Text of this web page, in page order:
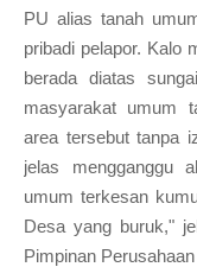
PU alias tanah
pribadi pelapor. Kalo
berada diatas
masyarakat umum
area tersebut tanpa
jelas mengganggu
umum terkesan
Desa yang buruk,"
Pimpinan